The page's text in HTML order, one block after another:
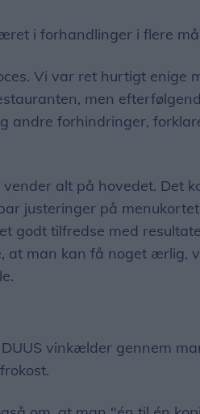
i forhandlinger i flere
Vi var ret hurtigt enige
men
andre forhindringer,
alt på hovedet. Det
justeringer på
godt tilfredse med
at man kan få noget ærlig,
vinkælder gennem